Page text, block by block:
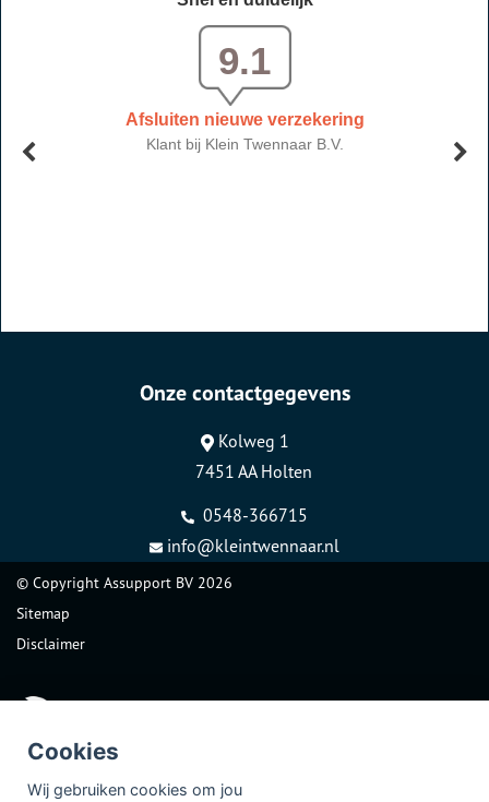
Cookies
Wij gebruiken cookies om jou
Onze contactgegevens
Kolweg 1
7451 AA Holten
0548-366715
info@kleintwennaar.nl
© Copyright Assupport BV 2026
Sitemap
Disclaimer